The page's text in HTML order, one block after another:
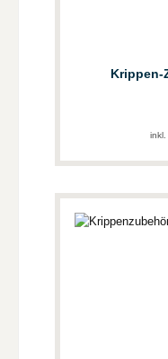
Krippen-
inkl.